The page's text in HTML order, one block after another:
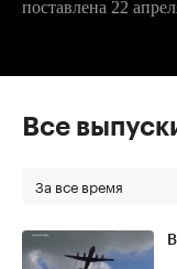
поставлена 22
Все
За все время